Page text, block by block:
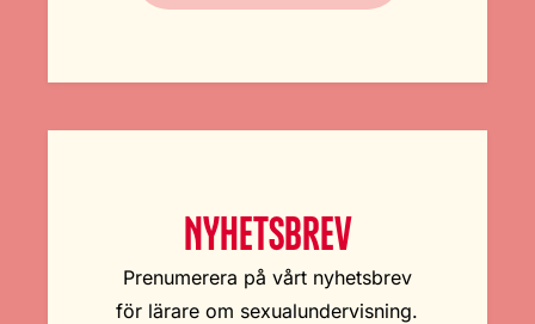
NYHETSBREV
Prenumerera på vårt nyhetsbrev
för lärare om sexualundervisning.